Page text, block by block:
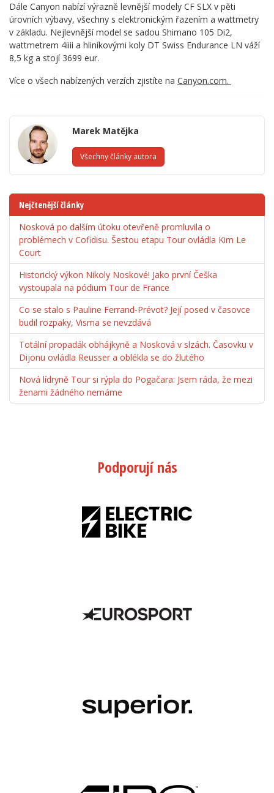
Dále Canyon nabízí výrazně levnější modely CF SLX v pěti
úrovních výbavy, všechny s elektronickým řazením a wattmetry
v základu. Nejlevnější model se sadou Shimano 105 Di2,
wattmetrem 4iiii a hliníkovými koly DT Swiss Endurance LN váží
8,5 kg a stojí 3699 eur.
Více o všech nabízených verzích zjistíte na Canyon.com.
Marek Matějka
Všechny články autora
Nejčtenější články
Nosková po dalším útoku otevřeně promluvila o
problémech v Cofidisu. Šestou etapu Tour ovládla Kim Le
Court
Historický výkon Nikoly Noskové! Jako první Češka
vystoupala na pódium Tour de France
Co se stalo s Pauline Ferrand-Prévot? Její posed v časovce
budil rozpaky, Visma se nevzdává
Totální propadák obhájkyně a Nosková v slzách. Časovku v
Dijonu ovládla Reusser a oblékla se do žlutého
Nová lídryně Tour si rýpla do Pogačara: Jsem ráda, že mezi
ženami žádného nemáme
Podporují nás